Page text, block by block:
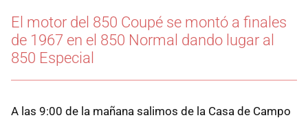
El motor del 850 Coupé se montó a finales
de 1967 en el 850 Normal dando lugar al
850 Especial
A las 9:00 de la mañana salimos de la Casa de Campo